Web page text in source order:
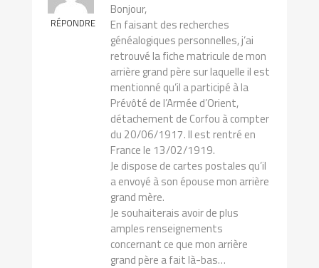
RÉPONDRE
Bonjour,
En faisant des recherches
généalogiques personnelles, j’ai
retrouvé la fiche matricule de mon
arrière grand père sur laquelle il est
mentionné qu’il a participé à la
Prévôté de l’Armée d’Orient,
détachement de Corfou à compter
du 20/06/1917. Il est rentré en
France le 13/02/1919.
Je dispose de cartes postales qu’il
a envoyé à son épouse mon arrière
grand mère.
Je souhaiterais avoir de plus
amples renseignements
concernant ce que mon arrière
grand père a fait là-bas…